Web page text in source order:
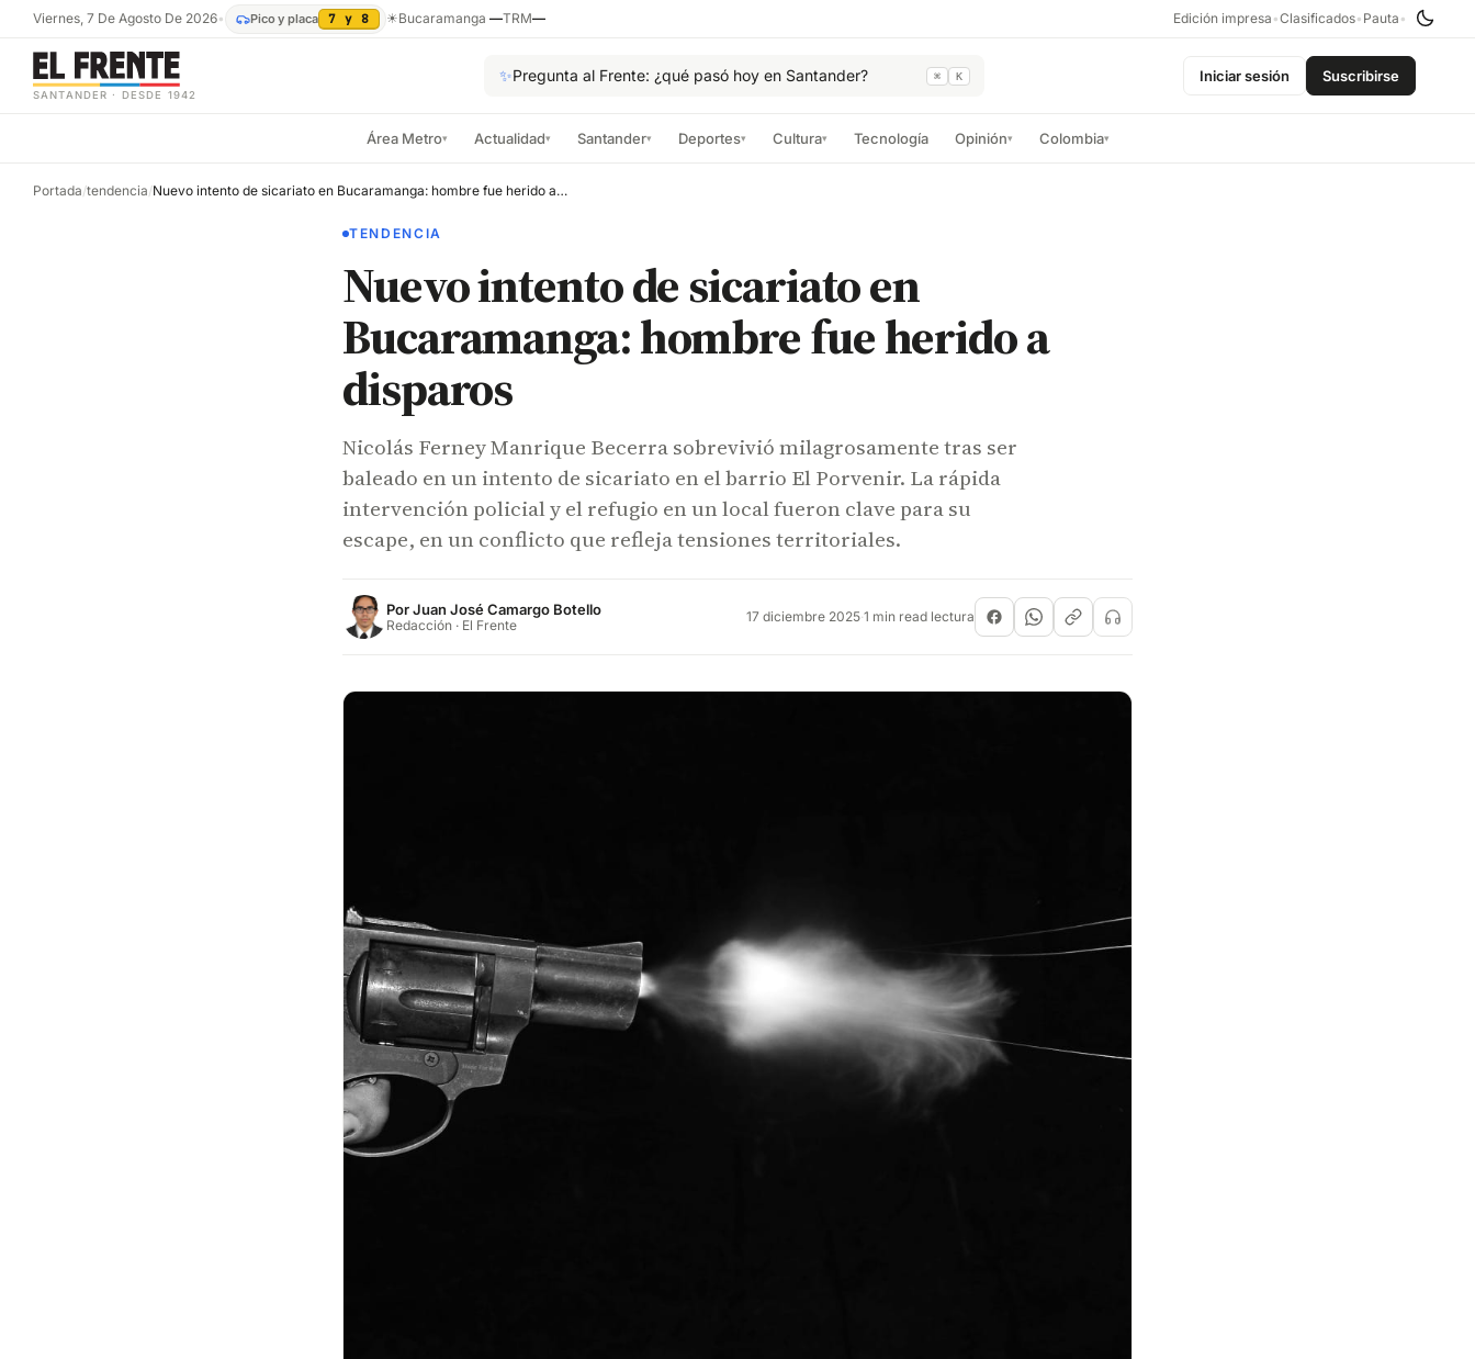
Viernes, 7 De Agosto De 2026• Pico y placa 7 y 8 ☀Bucaramanga —TRM— Edición impresa •Clasificados• Pauta •
SANTANDER · DESDE 1942
✨Pregunta al Frente: ¿qué pasó hoy en Santander? ⌘ K Iniciar sesión Suscribirse
Área Metro▾ Actualidad▾ Santander▾ Deportes▾ Cultura▾ Tecnología Opinión▾ Colombia▾
Portada/tendencia/ Nuevo intento de sicariato en Bucaramanga: hombre fue herido a disparos
TENDENCIA
Nuevo intento de sicariato en
Bucaramanga: hombre fue herido a
disparos
Nicolás Ferney Manrique Becerra sobrevivió milagrosamente tras ser
baleado en un intento de sicariato en el barrio El Porvenir. La rápida
intervención policial y el refugio en un local fueron clave para su
escape, en un conflicto que refleja tensiones territoriales.
PorJuan José Camargo Botello
Redacción · El Frente 17 diciembre 2025·1 min read lectura